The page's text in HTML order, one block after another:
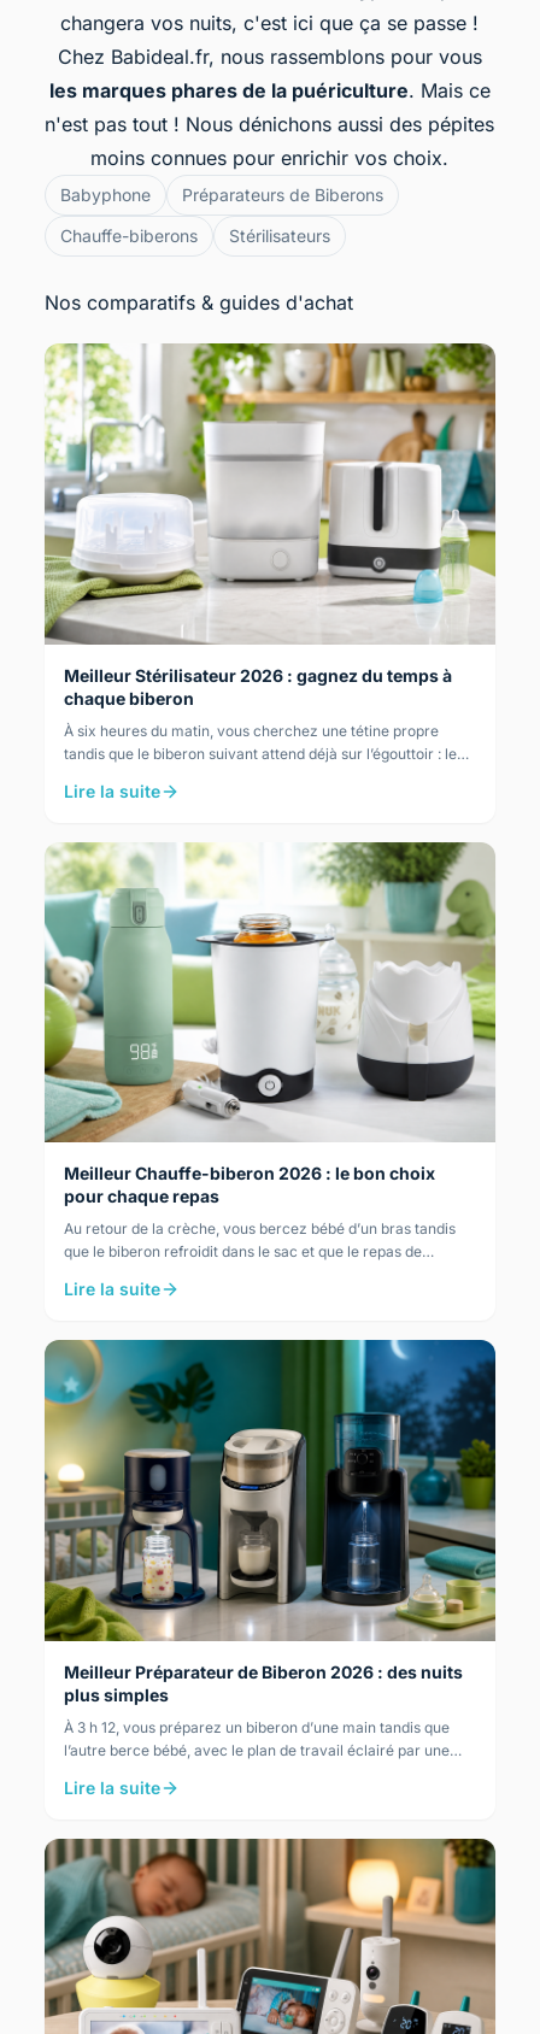
changera vos nuits, c'est ici que ça se passe !
Chez Babideal.fr, nous rassemblons pour vous
les marques phares de la puériculture. Mais ce
n'est pas tout ! Nous dénichons aussi des pépites
moins connues pour enrichir vos choix.
Babyphone
Préparateurs de Biberons
Chauffe-biberons
Stérilisateurs
Nos comparatifs & guides d'achat
Meilleur Stérilisateur 2026 : gagnez du temps à
chaque biberon
À six heures du matin, vous cherchez une tétine propre
tandis que le biberon suivant attend déjà sur l’égouttoir : le
Lire la suite
Meilleur Chauffe-biberon 2026 : le bon choix
pour chaque repas
Au retour de la crèche, vous bercez bébé d’un bras tandis
que le biberon refroidit dans le sac et que le repas de
Lire la suite
Meilleur Préparateur de Biberon 2026 : des nuits
plus simples
À 3 h 12, vous préparez un biberon d’une main tandis que
l’autre berce bébé, avec le plan de travail éclairé par une
Lire la suite